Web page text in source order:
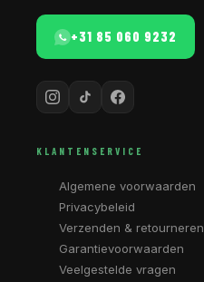
+31 85 060 9232
KLANTENSERVICE
Algemene voorwaarden
Privacybeleid
Verzenden & retourneren
Garantievoorwaarden
Veelgestelde vragen